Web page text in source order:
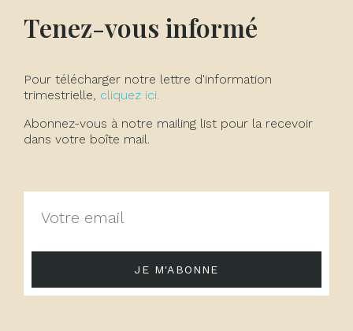
Tenez-vous informé
Pour télécharger notre lettre d'information
trimestrielle, cliquez ici.
Abonnez-vous à notre mailing list pour la recevoir
dans votre boîte mail.
JE M'ABONNE